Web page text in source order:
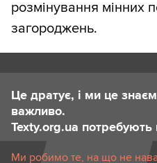
розмінування мінних
загороджень.
Це дратує, і ми це
важливо.
Texty.org.ua потребують
Ми робимо те, на що не